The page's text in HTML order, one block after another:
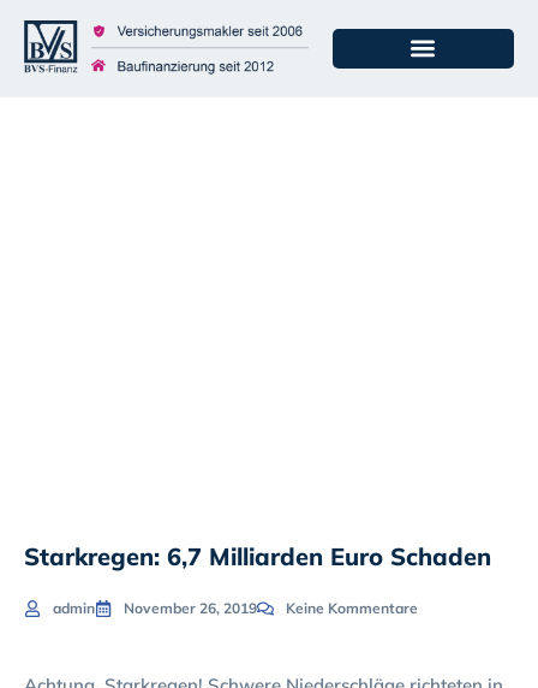
Starkregen: 6,7 Milliarden Euro Schaden
admin November 26, 2019 Keine Kommentare